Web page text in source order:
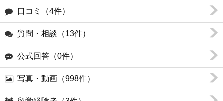
口コミ（4件）
質問・相談（13件）
公式回答（0件）
写真・動画（998件）